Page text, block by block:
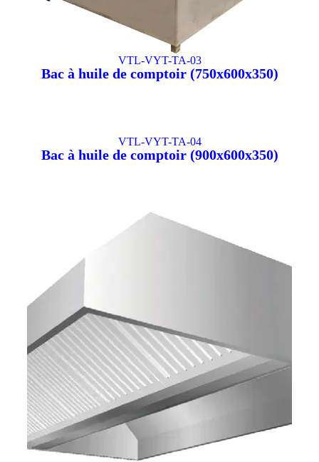
VTL-VYT-TA-03
Bac à huile de comptoir (750x600x350)
VTL-VYT-TA-04
Bac à huile de comptoir (900x600x350)